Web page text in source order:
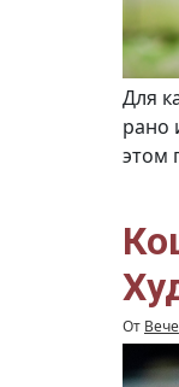
Для
рано
этом
От